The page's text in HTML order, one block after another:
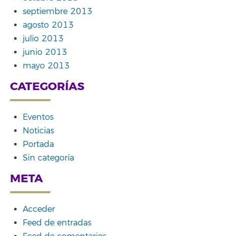
septiembre 2013
agosto 2013
julio 2013
junio 2013
mayo 2013
CATEGORÍAS
Eventos
Noticias
Portada
Sin categoría
META
Acceder
Feed de entradas